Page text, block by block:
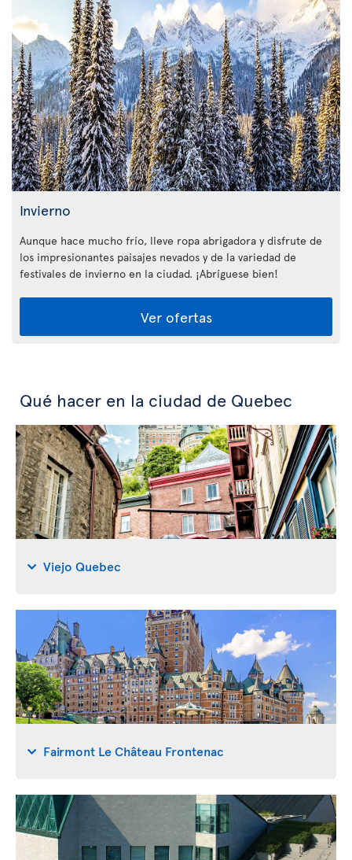
Invierno
Aunque hace mucho frío, lleve ropa abrigadora y disfrute de
los impresionantes paisajes nevados y de la variedad de
festivales de invierno en la ciudad. ¡Abríguese bien!
Ver ofertas
Qué hacer en la ciudad de Quebec
Viejo Quebec
Fairmont Le Château Frontenac